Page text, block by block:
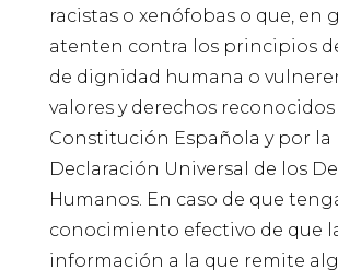
racistas o xenófobas o que, en
atenten contra los principios
de dignidad humana o
valores y derechos
Constitución Española y por la
Declaración Universal de los
Humanos. En caso de que
conocimiento efectivo de que
información a la que remite